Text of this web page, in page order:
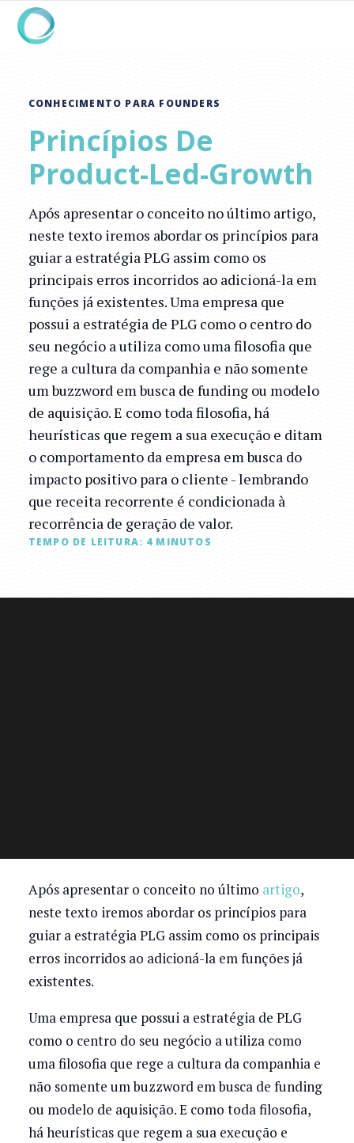
CONHECIMENTO PARA FOUNDERS
Princípios De
Product-Led-Growth
Após apresentar o conceito no último artigo,
neste texto iremos abordar os princípios para
guiar a estratégia PLG assim como os
principais erros incorridos ao adicioná-la em
funções já existentes. Uma empresa que
possui a estratégia de PLG como o centro do
seu negócio a utiliza como uma filosofia que
rege a cultura da companhia e não somente
um buzzword em busca de funding ou modelo
de aquisição. E como toda filosofia, há
heurísticas que regem a sua execução e ditam
o comportamento da empresa em busca do
impacto positivo para o cliente - lembrando
que receita recorrente é condicionada à
recorrência de geração de valor.
TEMPO DE LEITURA: 4 MINUTOS
Após apresentar o conceito no último artigo,
neste texto iremos abordar os princípios para
guiar a estratégia PLG assim como os principais
erros incorridos ao adicioná-la em funções já
existentes.
Uma empresa que possui a estratégia de PLG
como o centro do seu negócio a utiliza como
uma filosofia que rege a cultura da companhia e
não somente um buzzword em busca de funding
ou modelo de aquisição. E como toda filosofia,
há heurísticas que regem a sua execução e